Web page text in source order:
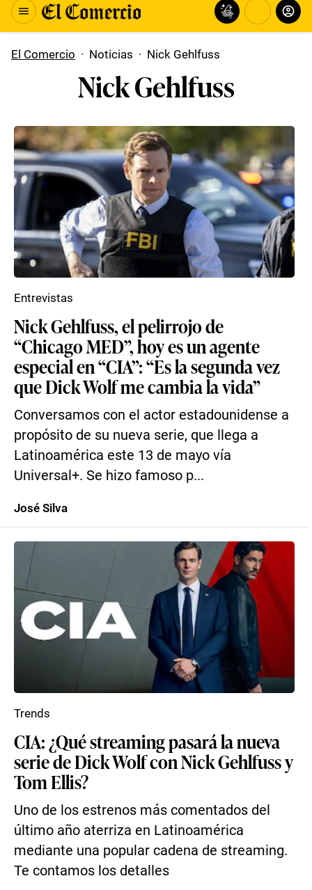
El Comercio · Noticias · Nick Gehlfuss
Nick Gehlfuss
Nick Gehlfuss, el pelirrojo de
“Chicago MED”, hoy es un agente
especial en “CIA”: “Es la segunda vez
que Dick Wolf me cambia la vida”
Conversamos con el actor estadounidense a
propósito de su nueva serie, que llega a
Latinoamérica este 13 de mayo vía
Universal+. Se hizo famoso p...
Entrevistas
José Silva
CIA: ¿Qué streaming pasará la nueva
serie de Dick Wolf con Nick Gehlfuss y
Tom Ellis?
Uno de los estrenos más comentados del
último año aterriza en Latinoamérica
mediante una popular cadena de streaming.
Te contamos los detalles
Trends